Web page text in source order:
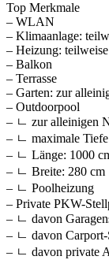
Top Merkmale
– WLAN
– Klimaanlage:
– Heizung: teilweise
– Balkon
– Terrasse
– Garten: zur
– Outdoorpool
– ㄴ zur alleinigen
– ㄴ maximale
– ㄴ Länge: 1000
– ㄴ Breite: 280 cm
– ㄴ Poolheizung
– Private PKW-
– ㄴ davon
– ㄴ davon
– ㄴ davon private